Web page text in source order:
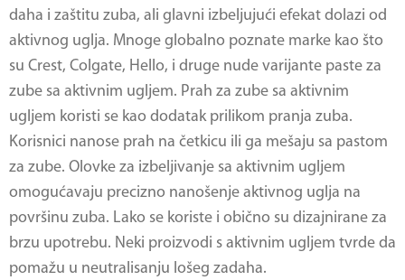
daha i zaštitu zuba, ali glavni izbeljujući efekat dolazi od
aktivnog uglja. Mnoge globalno poznate marke kao što
su Crest, Colgate, Hello, i druge nude varijante paste za
zube sa aktivnim ugljem. Prah za zube sa aktivnim
ugljem koristi se kao dodatak prilikom pranja zuba.
Korisnici nanose prah na četkicu ili ga mešaju sa pastom
za zube. Olovke za izbeljivanje sa aktivnim ugljem
omogućavaju precizno nanošenje aktivnog uglja na
površinu zuba. Lako se koriste i obično su dizajnirane za
brzu upotrebu. Neki proizvodi s aktivnim ugljem tvrde da
pomažu u neutralisanju lošeg zadaha.